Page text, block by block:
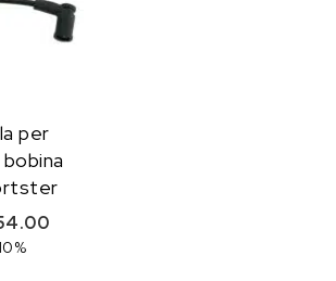
per
originale era: €60.00.
Il prezzo attuale è: €54.00.